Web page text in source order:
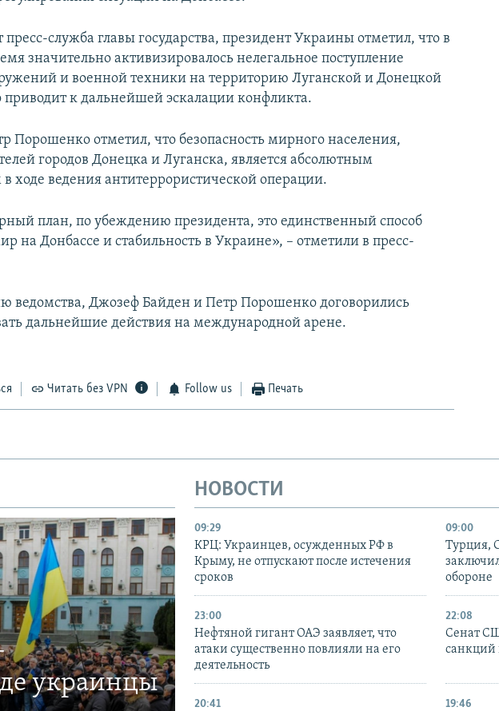
пресс-служба главы государства, президент Украины отметил, что в
значительно активизировалось нелегальное поступление
и военной техники на территорию Луганской и Донецкой
приводит к дальнейшей эскалации конфликта.
Порошенко отметил, что безопасность мирного населения,
городов Донецка и Луганска, является абсолютным
ходе ведения антитеррористической операции.
план, по убеждению президента, это единственный способ
на Донбассе и стабильность в Украине», – отметили в пресс-
ведомства, Джозеф Байден и Петр Порошенко договорились
дальнейшие действия на международной арене.
Читать без VPN Follow us Печать
украинцы
НОВОСТИ
09:29
КРЦ: Украинцев, осужденных РФ в
Крыму, не отпускают после истечения
сроков
09:00
Турция,
обороне
23:00
Нефтяной гигант ОАЭ заявляет, что
атаки существенно повлияли на его
деятельность
22:08
Сенат
санкций
20:41 19:46